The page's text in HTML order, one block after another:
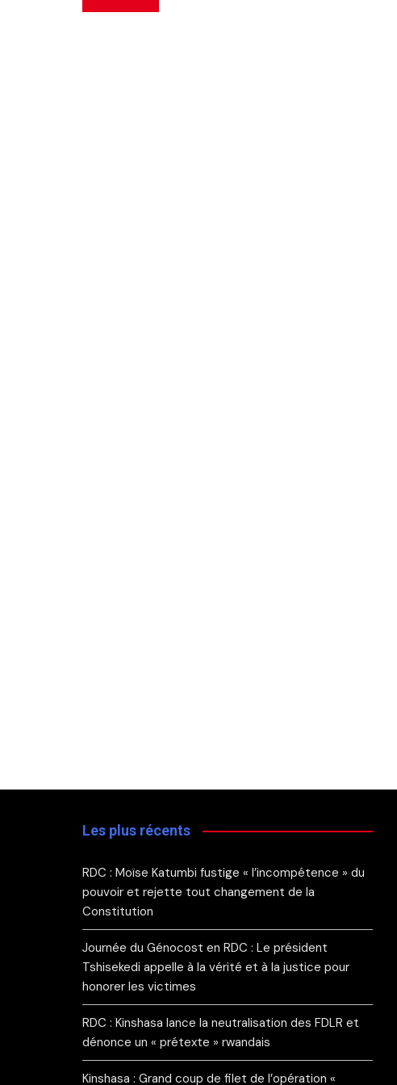
de
Les plus récents
RDC : Moïse Katumbi fustige « l’incompétence » du
pouvoir et rejette tout changement de la
Constitution
Journée du Génocost en RDC : Le président
Tshisekedi appelle à la vérité et à la justice pour
honorer les victimes
RDC : Kinshasa lance la neutralisation des FDLR et
dénonce un « prétexte » rwandais
Kinshasa : Grand coup de filet de l’opération «